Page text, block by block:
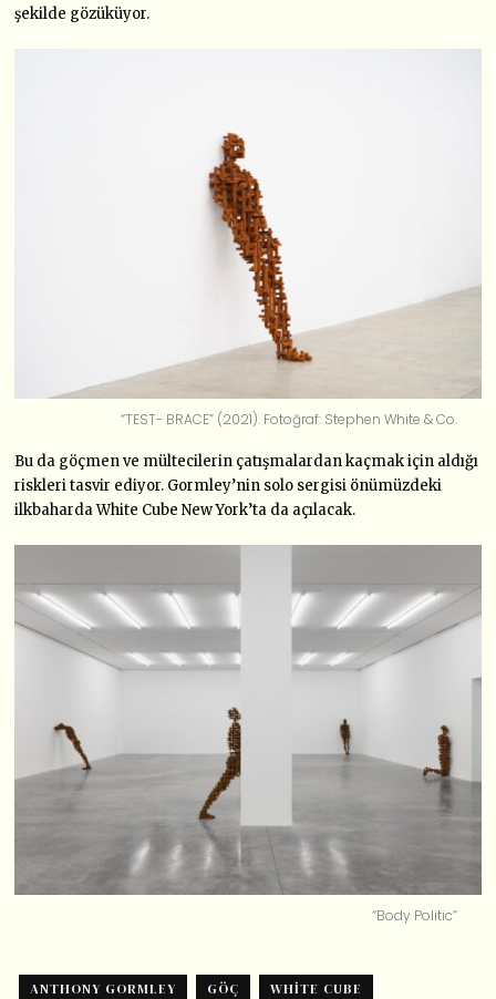
şekilde gözüküyor.
“TEST- BRACE” (2021). Fotoğraf: Stephen White & Co.
Bu da göçmen ve mültecilerin çatışmalardan kaçmak için aldığı
riskleri tasvir ediyor. Gormley’nin solo sergisi önümüzdeki
ilkbaharda White Cube New York’ta da açılacak.
“Body Politic”
ANTHONY GORMLEY GÖÇ WHITE CUBE